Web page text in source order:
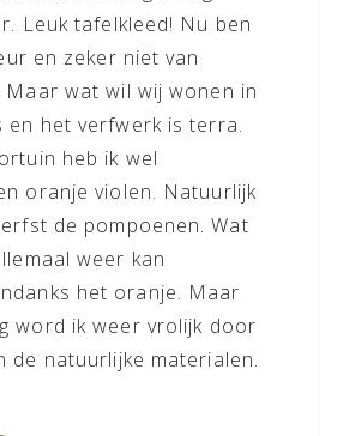
Leuk tafelkleed! Nu ben
en zeker niet van
wat wil wij wonen in
en het verfwerk is terra.
heb ik wel
oranje violen. Natuurlijk
de pompoenen. Wat
weer kan
het oranje. Maar
word ik weer vrolijk door
de natuurlijke materialen.